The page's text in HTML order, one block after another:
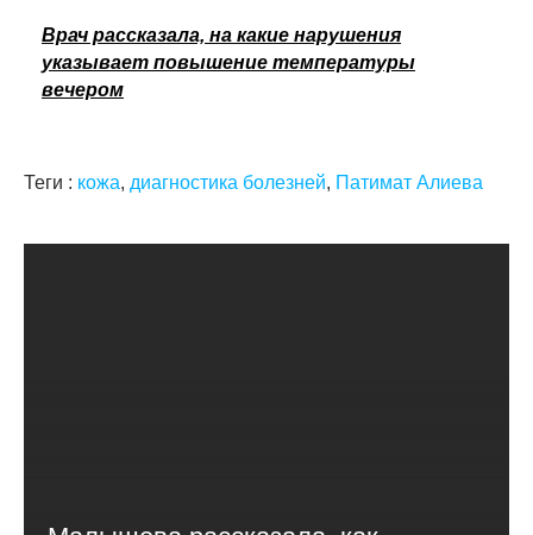
Врач рассказала, на какие нарушения
указывает повышение температуры
вечером
Теги : кожа, диагностика болезней, Патимат Алиева